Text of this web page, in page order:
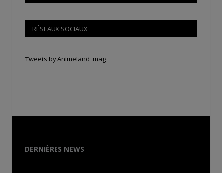
RÉSEAUX SOCIAUX
Tweets by Animeland_mag
DERNIÈRES NEWS